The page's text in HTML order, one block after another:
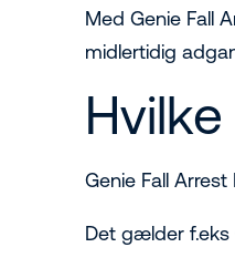
MitRiwal
International
Salg af
Managers
Med Genie Fall
midlertidig
Genie Fall
Det gælder f.eks